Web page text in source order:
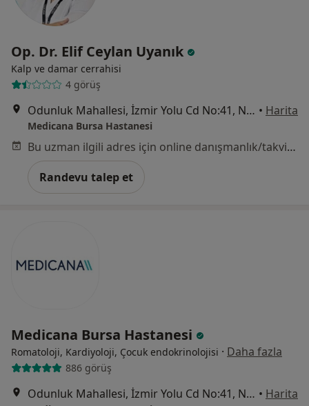
Op. Dr. Elif Ceylan Uyanık
Kalp ve damar cerrahisi
4 görüş
Odunluk Mahallesi, İzmir Yolu Cd No:41, Nilüfer • Harita
Medicana Bursa Hastanesi
Bu uzman ilgili adres için online danışmanlık/takvim sunmuyor.
Randevu talep et
Medicana Bursa Hastanesi
Romatoloji, Kardiyoloji, Çocuk endokrinolojisi · Daha fazla
886 görüş
Odunluk Mahallesi, İzmir Yolu Cd No:41, Nilüfer • Harita